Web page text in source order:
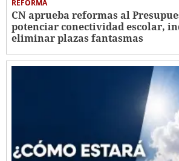
REFORMA
CN aprueba reformas al
potenciar conectividad escolar,
eliminar plazas fantasmas